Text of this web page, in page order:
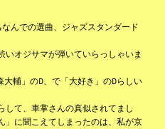
んでの選曲、ジャズスタンダード
いオジサマが弾いていらっしゃいま
大輔」のD、で「大好き」のDらしい
して、車掌さんの真似されてまし
」に聞こえてしまったのは、私が京